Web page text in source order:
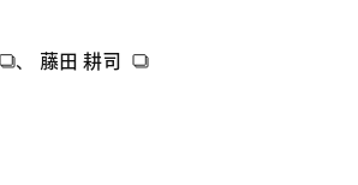
、 藤田 耕司